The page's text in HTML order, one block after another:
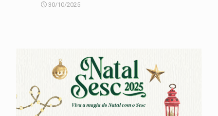
30/10/2025